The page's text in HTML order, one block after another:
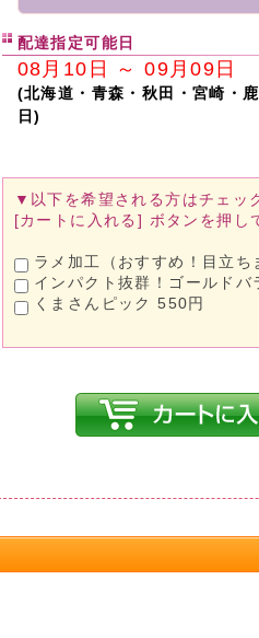
配達指定可能日
08月10日 ～ 09月09日
(北海道・青森・秋田・宮崎・
日)
▼以下を希望される方はチェッ
[カートに入れる] ボタンを押し
ラメ加工（おすすめ！目立ち
インパクト抜群！ゴールドバ
くまさんピック 550円